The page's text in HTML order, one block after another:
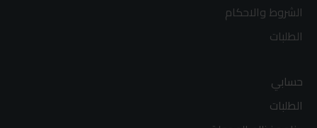
الشروط والاحكام
الطلبات
حسابي
الطلبات